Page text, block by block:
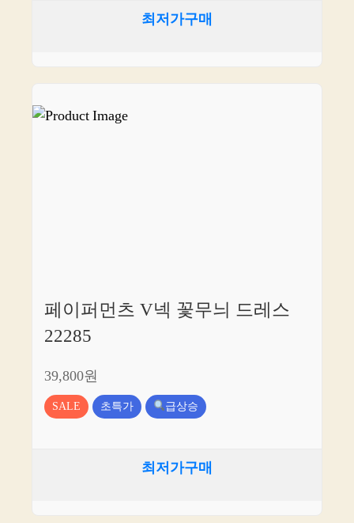
최저가구매
페이퍼먼츠 V넥 꽃무늬 드레스
22285
39,800원
SALE 초특가 급상승
최저가구매